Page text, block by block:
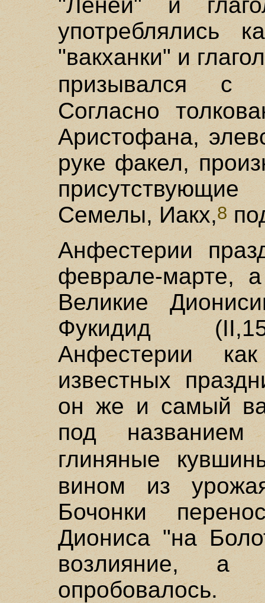
употреблялись
"вакханки" и
призывался
Согласно
Аристофана,
руке факел,
Семелы, Иакх,8
Анфестерии
феврале-марте,
Великие
Фукидид
Анфестерии
известных
он же и самый
под названием
глиняные
вином из
Бочонки
Диониса "на
возлияние, а